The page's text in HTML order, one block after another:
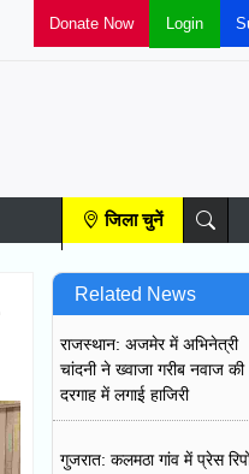
Donate Now Login
जिला चुनें
Related News
राजस्थान: अजमेर में अभिनेत्री
चांदनी ने ख्वाजा गरीब नवाज की
दरगाह में लगाई हाजिरी
गुजरात: कलमठा गांव में प्रेस